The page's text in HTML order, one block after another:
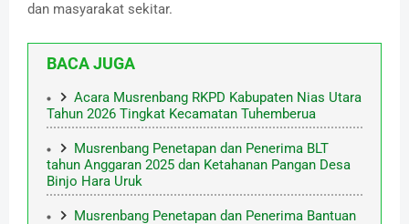
dan masyarakat sekitar.
BACA JUGA
Acara Musrenbang RKPD Kabupaten Nias Utara
Tahun 2026 Tingkat Kecamatan Tuhemberua
Musrenbang Penetapan dan Penerima BLT
tahun Anggaran 2025 dan Ketahanan Pangan Desa
Binjo Hara Uruk
Musrenbang Penetapan dan Penerima Bantuan